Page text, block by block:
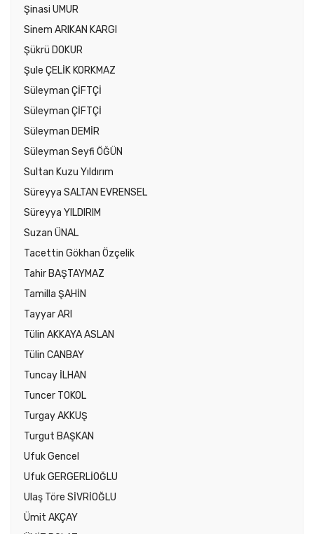
Şinasi UMUR
Sinem ARIKAN KARGI
Şükrü DOKUR
Şule ÇELİK KORKMAZ
Süleyman ÇİFTÇİ
Süleyman ÇİFTÇİ
Süleyman DEMİR
Süleyman Seyfi ÖĞÜN
Sultan Kuzu Yıldırım
Süreyya SALTAN EVRENSEL
Süreyya YILDIRIM
Suzan ÜNAL
Tacettin Gökhan Özçelik
Tahir BAŞTAYMAZ
Tamilla ŞAHİN
Tayyar ARI
Tülin AKKAYA ASLAN
Tülin CANBAY
Tuncay İLHAN
Tuncer TOKOL
Turgay AKKUŞ
Turgut BAŞKAN
Ufuk Gencel
Ufuk GERGERLİOĞLU
Ulaş Töre SİVRİOĞLU
Ümit AKÇAY